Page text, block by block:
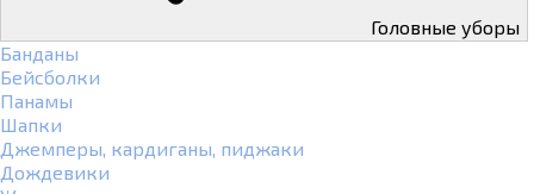
Головные уборы
Банданы
Бейсболки
Панамы
Шапки
Джемперы, кардиганы, пиджаки
Дождевики